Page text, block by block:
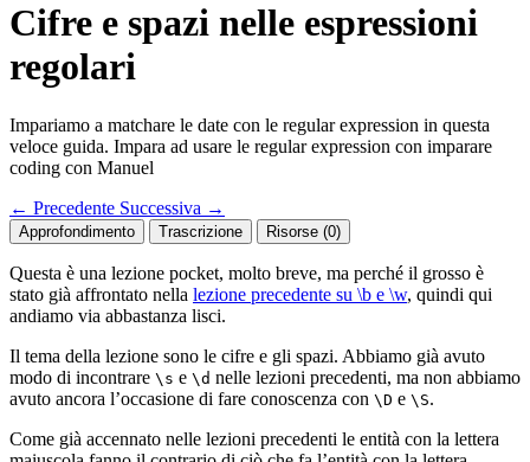
Cifre e spazi nelle espressioni
regolari
Impariamo a matchare le date con le regular expression in questa
veloce guida. Impara ad usare le regular expression con imparare
coding con Manuel
← Precedente Successiva →
Approfondimento Trascrizione Risorse (0)
Questa è una lezione pocket, molto breve, ma perché il grosso è
stato già affrontato nella lezione precedente su \b e \w, quindi qui
andiamo via abbastanza lisci.
Il tema della lezione sono le cifre e gli spazi. Abbiamo già avuto
modo di incontrare \s e \d nelle lezioni precedenti, ma non abbiamo
avuto ancora l’occasione di fare conoscenza con \D e \S.
Come già accennato nelle lezioni precedenti le entità con la lettera